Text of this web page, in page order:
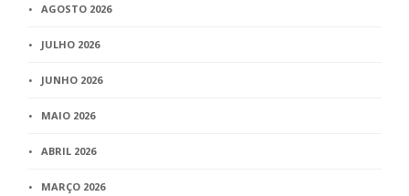
AGOSTO 2026
JULHO 2026
JUNHO 2026
MAIO 2026
ABRIL 2026
MARÇO 2026